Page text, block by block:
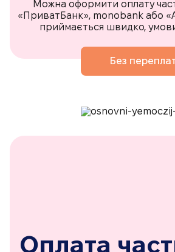
Можна оформити оплату
«ПриватБанк», monobank або
приймається швидко,
Без
Оплата